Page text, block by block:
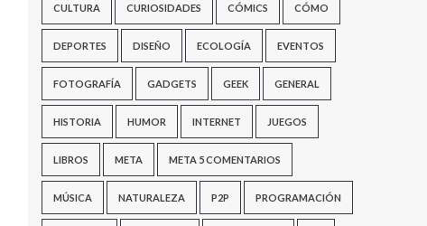
CULTURA CURIOSIDADES CÓMICS CÓMO
DEPORTES DISEÑO ECOLOGÍA EVENTOS
FOTOGRAFÍA GADGETS GEEK GENERAL
HISTORIA HUMOR INTERNET JUEGOS
LIBROS META META 5 COMENTARIOS
MÚSICA NATURALEZA P2P PROGRAMACIÓN